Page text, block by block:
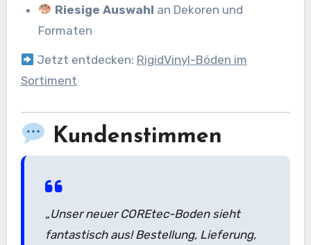
Riesige Auswahl an Dekoren und
Formaten
Jetzt entdecken: RigidVinyl-Böden im
Sortiment
Kundenstimmen
„Unser neuer COREtec-Boden sieht
fantastisch aus! Bestellung, Lieferung,